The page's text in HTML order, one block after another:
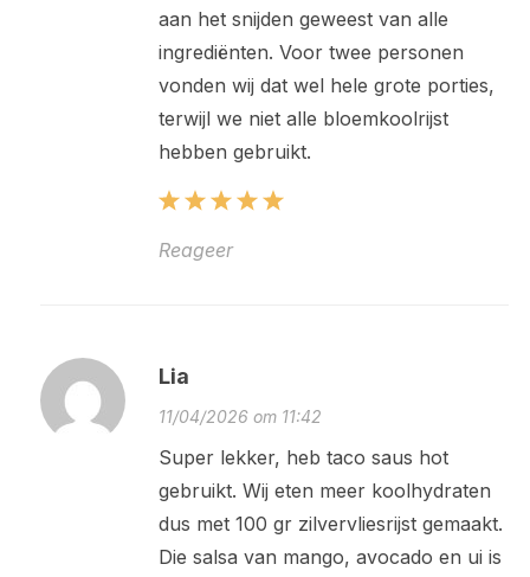
aan het snijden geweest van alle
ingrediënten. Voor twee personen
vonden wij dat wel hele grote porties,
terwijl we niet alle bloemkoolrijst
hebben gebruikt.
Reageer
Lia
11/04/2026 om 11:42
Super lekker, heb taco saus hot
gebruikt. Wij eten meer koolhydraten
dus met 100 gr zilvervliesrijst gemaakt.
Die salsa van mango, avocado en ui is